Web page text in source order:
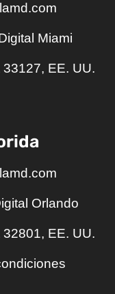
Miami
EE. UU.
Orlando
EE. UU.